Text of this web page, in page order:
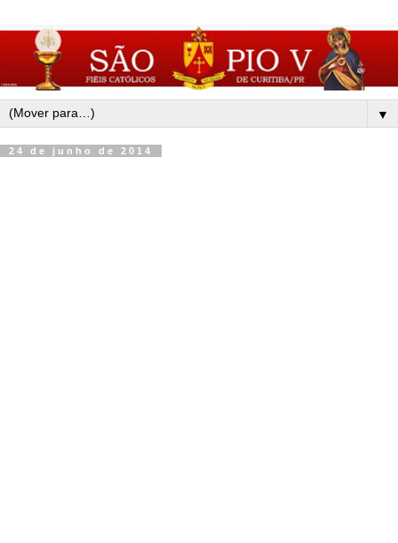
▼
24 de junho de 2014